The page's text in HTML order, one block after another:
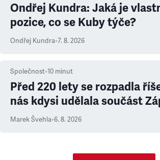
Ondřej Kundra: Jaká je
pozice, co se Kuby týče?
Ondřej Kundra•7. 8. 2026
Společnost•10 minut
Před 220 lety se rozpadla
nás kdysi udělala součást
Marek Švehla•6. 8. 2026